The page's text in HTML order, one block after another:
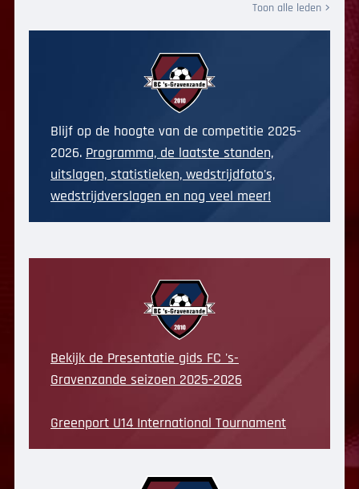
Toon alle leden
Blijf op de hoogte van de competitie 2025-
2026. Programma, de laatste standen,
uitslagen, statistieken, wedstrijdfoto's,
wedstrijdverslagen en nog veel meer!
Bekijk de Presentatie gids FC 's-
Gravenzande seizoen 2025-2026
Greenport U14 International Tournament